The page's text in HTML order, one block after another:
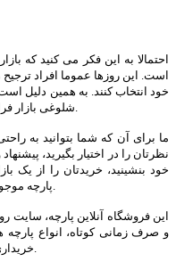
احتمالا به این فکر می کنید که
است. این روزها عموما افراد
خود انتخاب کنند. به همین دلیل
ما برای آن که شما بتوانید به
نظرتان را در اختیار بگیرید،
خود بنشینید، خریدتان را از یک
این فروشگاه آنلاین پارچه، سایت
و صرف زمانی کوتاه، انواع پارچه